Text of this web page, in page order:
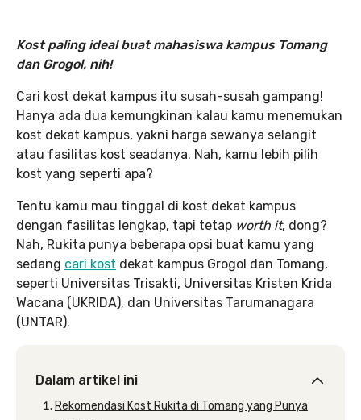
Kost paling ideal buat mahasiswa kampus Tomang
dan Grogol, nih!
Cari kost dekat kampus itu susah-susah gampang!
Hanya ada dua kemungkinan kalau kamu menemukan
kost dekat kampus, yakni harga sewanya selangit
atau fasilitas kost seadanya. Nah, kamu lebih pilih
kost yang seperti apa?
Tentu kamu mau tinggal di kost dekat kampus
dengan fasilitas lengkap, tapi tetap worth it, dong?
Nah, Rukita punya beberapa opsi buat kamu yang
sedang cari kost dekat kampus Grogol dan Tomang,
seperti Universitas Trisakti, Universitas Kristen Krida
Wacana (UKRIDA), dan Universitas Tarumanagara
(UNTAR).
Dalam artikel ini
Rekomendasi Kost Rukita di Tomang yang Punya